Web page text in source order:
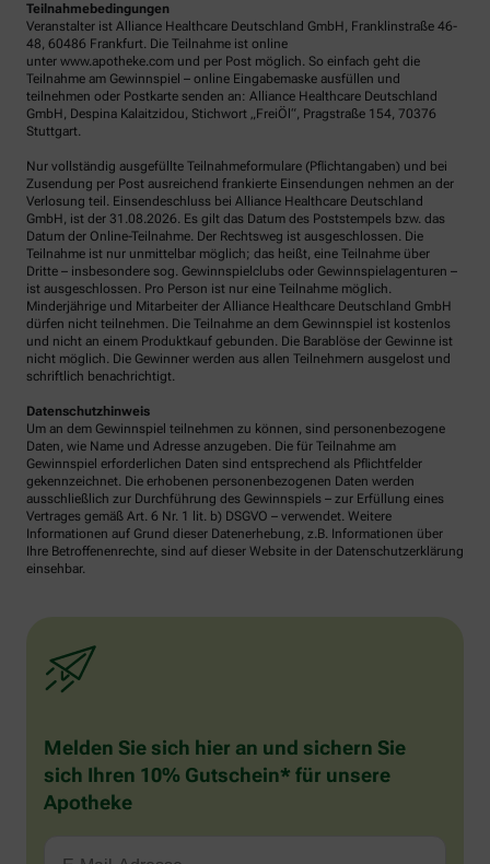
Teilnahmebedingungen
Veranstalter ist Alliance Healthcare Deutschland GmbH, Franklinstraße 46-
48, 60486 Frankfurt. Die Teilnahme ist online
unter www.apotheke.com und per Post möglich. So einfach geht die
Teilnahme am Gewinnspiel – online Eingabemaske ausfüllen und
teilnehmen oder Postkarte senden an: Alliance Healthcare Deutschland
GmbH, Despina Kalaitzidou, Stichwort „FreiÖl“, Pragstraße 154, 70376
Stuttgart.
Nur vollständig ausgefüllte Teilnahmeformulare (Pflichtangaben) und bei
Zusendung per Post ausreichend frankierte Einsendungen nehmen an der
Verlosung teil. Einsendeschluss bei Alliance Healthcare Deutschland
GmbH, ist der 31.08.2026. Es gilt das Datum des Poststempels bzw. das
Datum der Online-Teilnahme. Der Rechtsweg ist ausgeschlossen. Die
Teilnahme ist nur unmittelbar möglich; das heißt, eine Teilnahme über
Dritte – insbesondere sog. Gewinnspielclubs oder Gewinnspielagenturen –
ist ausgeschlossen. Pro Person ist nur eine Teilnahme möglich.
Minderjährige und Mitarbeiter der Alliance Healthcare Deutschland GmbH
dürfen nicht teilnehmen. Die Teilnahme an dem Gewinnspiel ist kostenlos
und nicht an einem Produktkauf gebunden. Die Barablöse der Gewinne ist
nicht möglich. Die Gewinner werden aus allen Teilnehmern ausgelost und
schriftlich benachrichtigt.
Datenschutzhinweis
Um an dem Gewinnspiel teilnehmen zu können, sind personenbezogene
Daten, wie Name und Adresse anzugeben. Die für Teilnahme am
Gewinnspiel erforderlichen Daten sind entsprechend als Pflichtfelder
gekennzeichnet. Die erhobenen personenbezogenen Daten werden
ausschließlich zur Durchführung des Gewinnspiels – zur Erfüllung eines
Vertrages gemäß Art. 6 Nr. 1 lit. b) DSGVO – verwendet. Weitere
Informationen auf Grund dieser Datenerhebung, z.B. Informationen über
Ihre Betroffenenrechte, sind auf dieser Website in der Datenschutzerklärung
einsehbar.
Melden Sie sich hier an und sichern Sie
sich Ihren 10% Gutschein* für unsere
Apotheke